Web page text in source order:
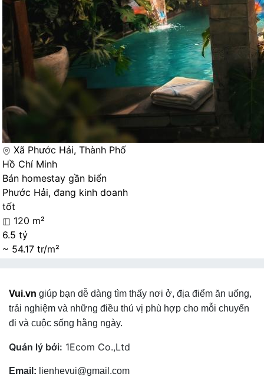
Xã Phước Hải, Thành Phố
Hồ Chí Minh
Bán homestay gần biển
Phước Hải, đang kinh doanh
tốt
120 m²
6.5 tỷ
~ 54.17 tr/m²
Vui.vn giúp bạn dễ dàng tìm thấy nơi ở, địa điểm ăn uống,
trải nghiệm và những điều thú vị phù hợp cho mỗi chuyến
đi và cuộc sống hằng ngày.
Quản lý bởi: 1Ecom Co.,Ltd
Email: lienhevui@gmail.com